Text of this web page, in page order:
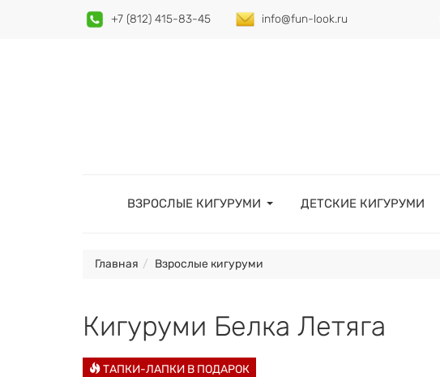
+7 (812) 415-83-45 info@fun-look.ru
ВЗРОСЛЫЕ КИГУРУМИ ДЕТСКИЕ КИГУРУМИ
Главная Взрослые кигуруми
Кигуруми Белка Летяга
ТАПКИ-ЛАПКИ В ПОДАРОК